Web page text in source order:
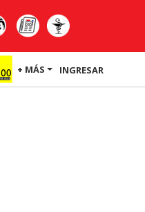
+ MÁS INGRESAR